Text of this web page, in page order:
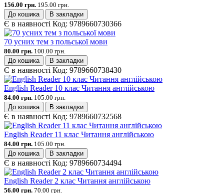
156.00 грн. 195.00 грн.
До кошика
В закладки
Є в наявності Код: 9789660730366
70 усних тем з польської мови
80.00 грн. 100.00 грн.
До кошика
В закладки
Є в наявності Код: 9789660738430
English Reader 10 клас Читання англійською
84.00 грн. 105.00 грн.
До кошика
В закладки
Є в наявності Код: 9789660732568
English Reader 11 клас Читання англійською
84.00 грн. 105.00 грн.
До кошика
В закладки
Є в наявності Код: 9789660734494
English Reader 2 клас Читання англійською
56.00 грн. 70.00 грн.